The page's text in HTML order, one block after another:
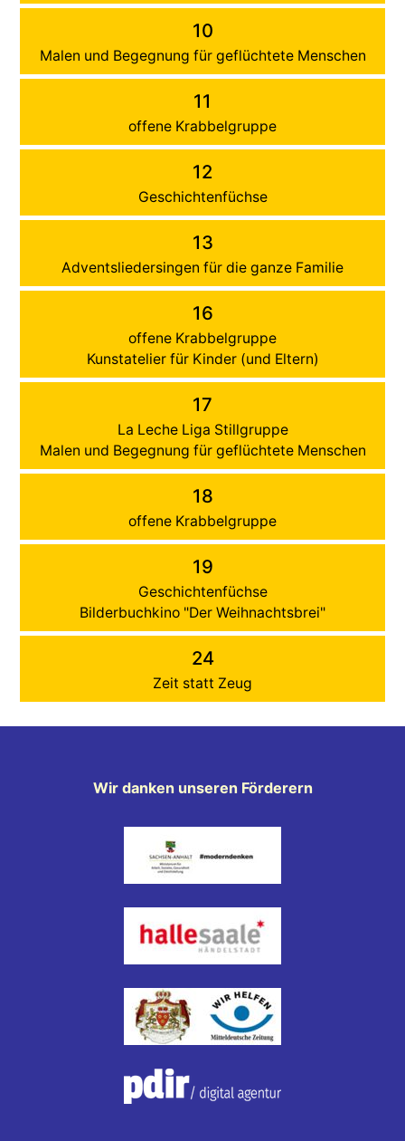
10
Malen und Begegnung für geflüchtete Menschen
11
offene Krabbelgruppe
12
Geschichtenfüchse
13
Adventsliedersingen für die ganze Familie
16
offene Krabbelgruppe
Kunstatelier für Kinder (und Eltern)
17
La Leche Liga Stillgruppe
Malen und Begegnung für geflüchtete Menschen
18
offene Krabbelgruppe
19
Geschichtenfüchse
Bilderbuchkino "Der Weihnachtsbrei"
24
Zeit statt Zeug
Wir danken unseren Förderern